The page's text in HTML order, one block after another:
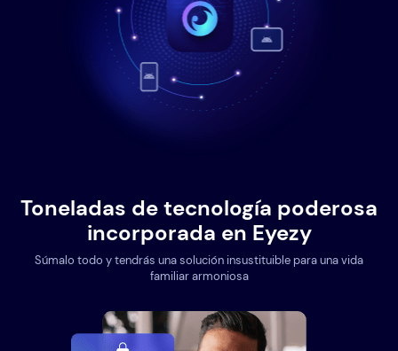
Toneladas de tecnología poderosa
incorporada en Eyezy
Súmalo todo y tendrás una solución insustituible para una vida
familiar armoniosa